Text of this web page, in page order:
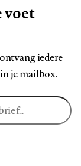
voet
iedere
je mailbox.